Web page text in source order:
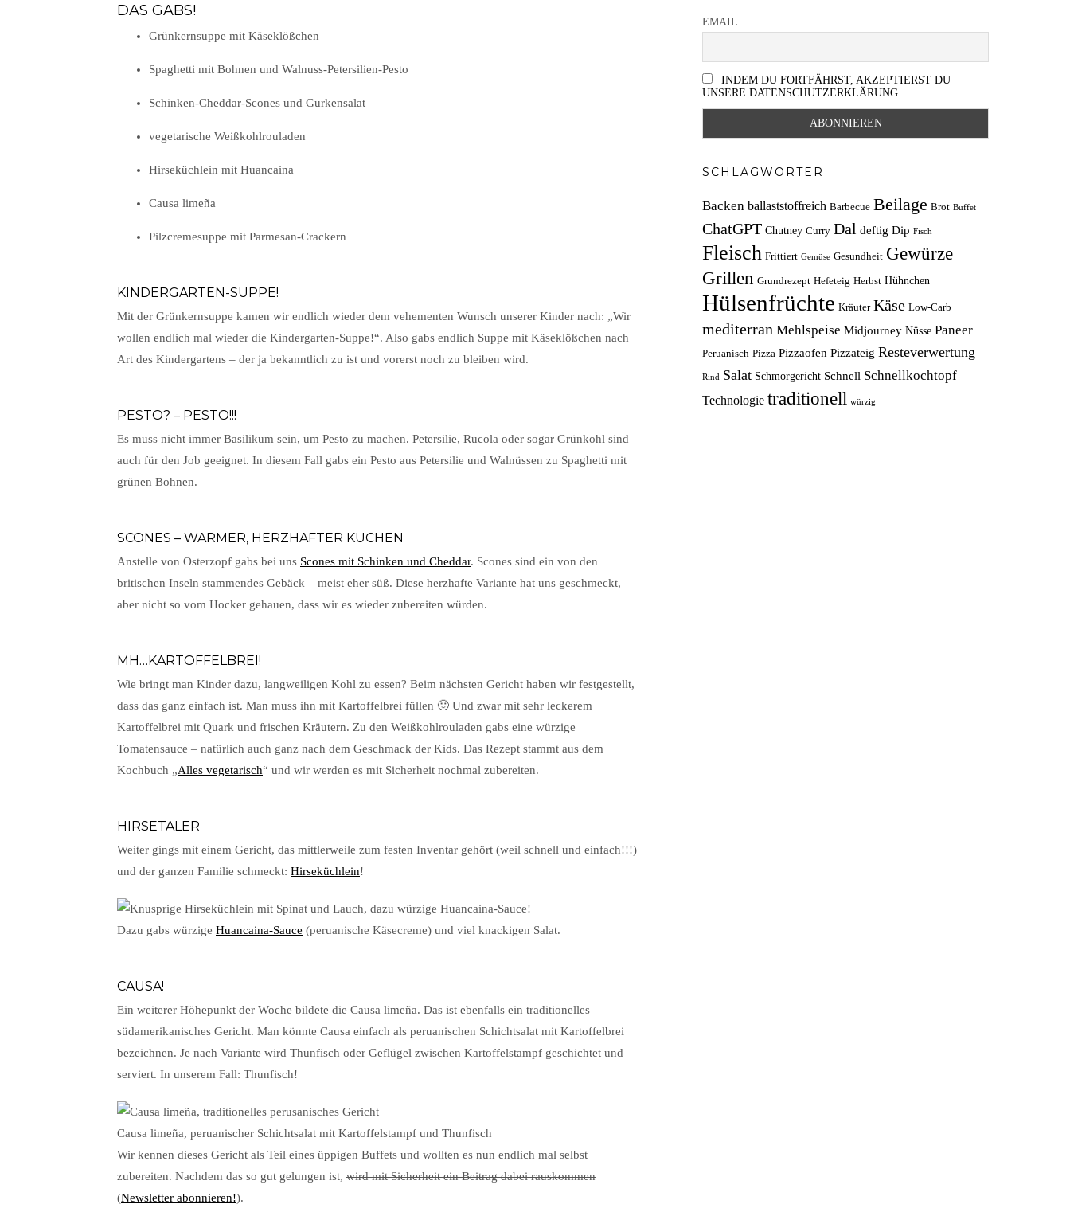
DAS GABS!
Grünkernsuppe mit Käseklößchen
Spaghetti mit Bohnen und Walnuss-Petersilien-Pesto
Schinken-Cheddar-Scones und Gurkensalat
vegetarische Weißkohlrouladen
Hirseküchlein mit Huancaina
Causa limeña
Pilzcremesuppe mit Parmesan-Crackern
KINDERGARTEN-SUPPE!
Mit der Grünkernsuppe kamen wir endlich wieder dem vehementen Wunsch unserer Kinder nach: „Wir
wollen endlich mal wieder die Kindergarten-Suppe!“. Also gabs endlich Suppe mit Käseklößchen nach
Art des Kindergartens – der ja bekanntlich zu ist und vorerst noch zu bleiben wird.
PESTO? – PESTO!!!
Es muss nicht immer Basilikum sein, um Pesto zu machen. Petersilie, Rucola oder sogar Grünkohl sind
auch für den Job geeignet. In diesem Fall gabs ein Pesto aus Petersilie und Walnüssen zu Spaghetti mit
grünen Bohnen.
SCONES – WARMER, HERZHAFTER KUCHEN
Anstelle von Osterzopf gabs bei uns Scones mit Schinken und Cheddar. Scones sind ein von den
britischen Inseln stammendes Gebäck – meist eher süß. Diese herzhafte Variante hat uns geschmeckt,
aber nicht so vom Hocker gehauen, dass wir es wieder zubereiten würden.
MH…KARTOFFELBREI!
Wie bringt man Kinder dazu, langweiligen Kohl zu essen? Beim nächsten Gericht haben wir festgestellt,
dass das ganz einfach ist. Man muss ihn mit Kartoffelbrei füllen 🙂 Und zwar mit sehr leckerem
Kartoffelbrei mit Quark und frischen Kräutern. Zu den Weißkohlrouladen gabs eine würzige
Tomatensauce – natürlich auch ganz nach dem Geschmack der Kids. Das Rezept stammt aus dem
Kochbuch „Alles vegetarisch“ und wir werden es mit Sicherheit nochmal zubereiten.
HIRSETALER
Weiter gings mit einem Gericht, das mittlerweile zum festen Inventar gehört (weil schnell und einfach!!!)
und der ganzen Familie schmeckt: Hirseküchlein!
Dazu gabs würzige Huancaina-Sauce (peruanische Käsecreme) und viel knackigen Salat.
CAUSA!
Ein weiterer Höhepunkt der Woche bildete die Causa limeña. Das ist ebenfalls ein traditionelles
südamerikanisches Gericht. Man könnte Causa einfach als peruanischen Schichtsalat mit Kartoffelbrei
bezeichnen. Je nach Variante wird Thunfisch oder Geflügel zwischen Kartoffelstampf geschichtet und
serviert. In unserem Fall: Thunfisch!
Causa limeña, peruanischer Schichtsalat mit Kartoffelstampf und Thunfisch
Wir kennen dieses Gericht als Teil eines üppigen Buffets und wollten es nun endlich mal selbst
zubereiten. Nachdem das so gut gelungen ist, wird mit Sicherheit ein Beitrag dabei rauskommen
(Newsletter abonnieren!).
EMAIL
INDEM DU FORTFÄHRST, AKZEPTIERST DU
UNSERE DATENSCHUTZERKLÄRUNG.
SCHLAGWÖRTER
Backen ballaststoffreich Barbecue Beilage Brot Buffet
ChatGPT Chutney Curry Dal deftig Dip Fisch
Fleisch Frittiert Gemüse Gesundheit Gewürze
Grillen Grundrezept Hefeteig Herbst Hühnchen
Hülsenfrüchte Kräuter Käse Low-Carb
mediterran Mehlspeise Midjourney Nüsse Paneer
Peruanisch Pizza Pizzaofen Pizzateig Resteverwertung
Rind Salat Schmorgericht Schnell Schnellkochtopf
Technologie traditionell würzig